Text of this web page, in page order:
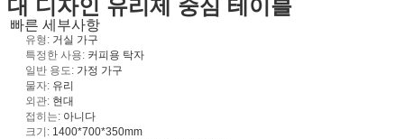
빠른 세부사항
유형: 거실 가구
특정한 사용: 커피용 탁자
일반 용도: 가정 가구
물자: 유리
외관: 현대
접히는: 아니다
크기: 1400*700*350mm